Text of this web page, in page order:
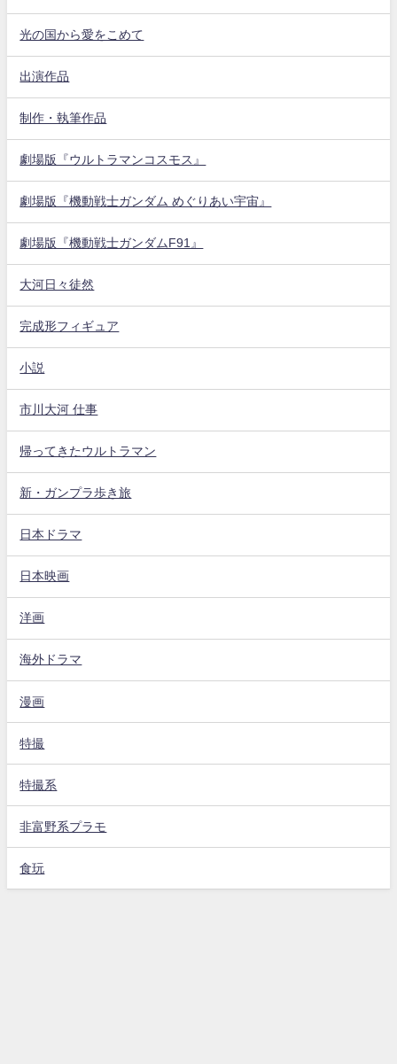
光の国から愛をこめて
出演作品
制作・執筆作品
劇場版『ウルトラマンコスモス』
劇場版『機動戦士ガンダム めぐりあい宇宙』
劇場版『機動戦士ガンダムF91』
大河日々徒然
完成形フィギュア
小説
市川大河 仕事
帰ってきたウルトラマン
新・ガンプラ歩き旅
日本ドラマ
日本映画
洋画
海外ドラマ
漫画
特撮
特撮系
非富野系プラモ
食玩